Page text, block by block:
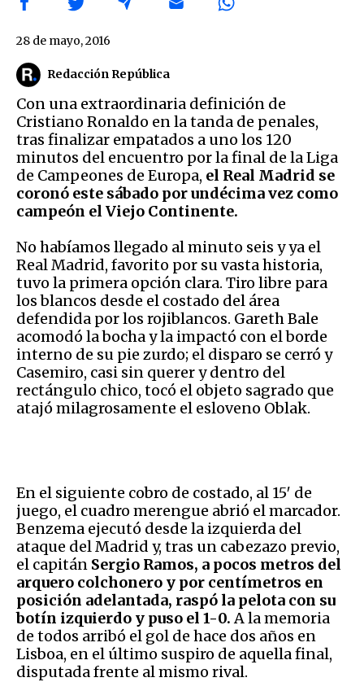
Redacción República
28 de mayo, 2016
Con una extraordinaria definición de
Cristiano Ronaldo en la tanda de penales,
tras finalizar empatados a uno los 120
minutos del encuentro por la final de la Liga
de Campeones de Europa, el Real Madrid se
coronó este sábado por undécima vez como
campeón el Viejo Continente.
No habíamos llegado al minuto seis y ya el
Real Madrid, favorito por su vasta historia,
tuvo la primera opción clara. Tiro libre para
los blancos desde el costado del área
defendida por los rojiblancos. Gareth Bale
acomodó la bocha y la impactó con el borde
interno de su pie zurdo; el disparo se cerró y
Casemiro, casi sin querer y dentro del
rectángulo chico, tocó el objeto sagrado que
atajó milagrosamente el esloveno Oblak.
En el siguiente cobro de costado, al 15′ de
juego, el cuadro merengue abrió el marcador.
Benzema ejecutó desde la izquierda del
ataque del Madrid y, tras un cabezazo previo,
el capitán Sergio Ramos, a pocos metros del
arquero colchonero y por centímetros en
posición adelantada, raspó la pelota con su
botín izquierdo y puso el 1-0. A la memoria
de todos arribó el gol de hace dos años en
Lisboa, en el último suspiro de aquella final,
disputada frente al mismo rival.